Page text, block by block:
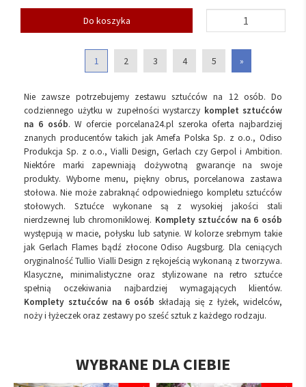
Do koszyka
1 2 3 4 5 »
Nie zawsze potrzebujemy zestawu sztućców na 12 osób. Do
codziennego użytku w zupełności wystarczy komplet sztućców
na 6 osób. W ofercie porcelana24.pl szeroka oferta najbardziej
znanych producentów takich jak Amefa Polska Sp. z o.o., Odiso
Produkcja Sp. z o.o., Vialli Design, Gerlach czy Gerpol i Ambition.
Niektóre marki zapewniają dożywotną gwarancje na swoje
produkty. Wyborne menu, piękny obrus, porcelanowa zastawa
stołowa. Nie może zabraknąć odpowiedniego kompletu sztućców
stołowych. Sztućce wykonane są z wysokiej jakości stali
nierdzewnej lub chromoniklowej. Komplety sztućców na 6 osób
występują w macie, połysku lub satynie. W kolorze srebrnym takie
jak Gerlach Flames bądź złocone Odiso Augsburg. Dla ceniących
oryginalność Tullio Vialli Design z rękojeścią wykonaną z tworzywa.
Klasyczne, minimalistyczne oraz stylizowane na retro sztućce
spełnią oczekiwania najbardziej wymagających klientów.
Komplety sztućców na 6 osób składają się z łyżek, widelców,
noży i łyżeczek oraz zestawy po sześć sztuk z każdego rodzaju.
WYBRANE DLA CIEBIE